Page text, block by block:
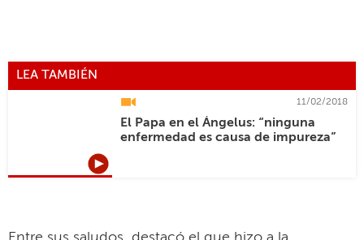
LEA TAMBIÉN
11/02/2018
El Papa en el Ángelus: “ninguna
enfermedad es causa de impureza”